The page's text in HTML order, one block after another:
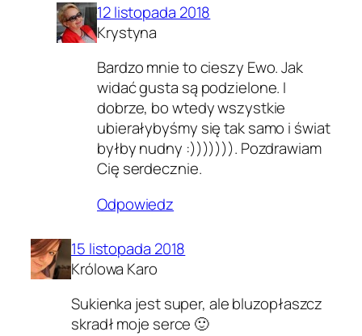
12 listopada 2018
Krystyna
Bardzo mnie to cieszy Ewo. Jak
widać gusta są podzielone. I
dobrze, bo wtedy wszystkie
ubierałybyśmy się tak samo i świat
byłby nudny :))))))). Pozdrawiam
Cię serdecznie.
Odpowiedz
15 listopada 2018
Królowa Karo
Sukienka jest super, ale bluzopłaszcz
skradł moje serce 🙂